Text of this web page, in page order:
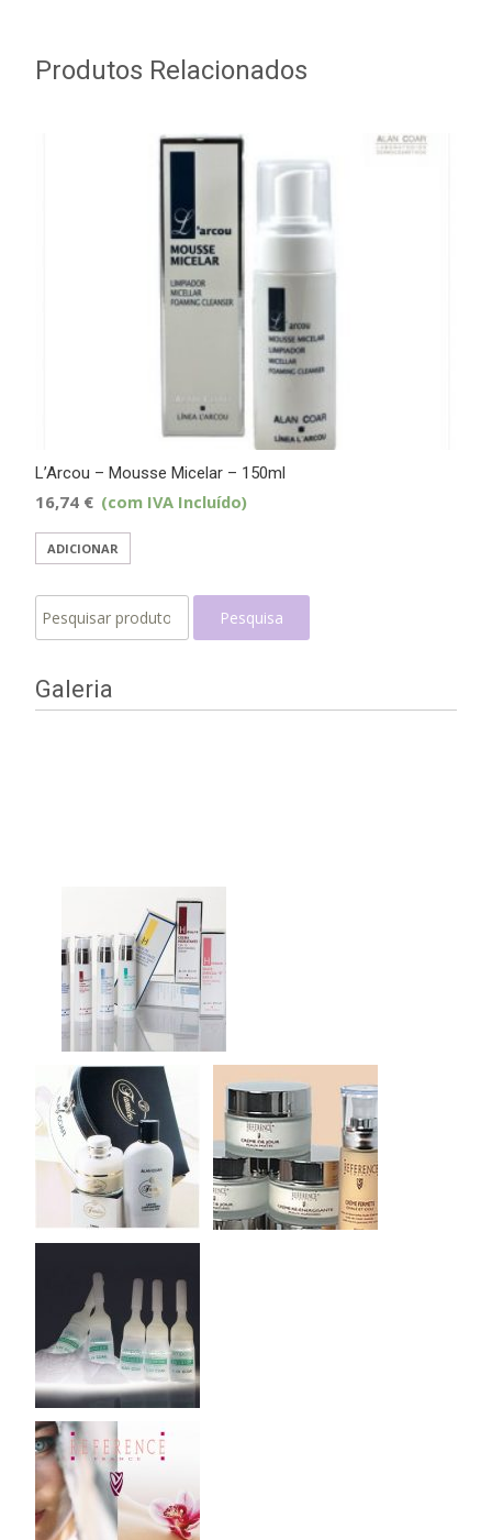
Produtos Relacionados
L’Arcou – Mousse Micelar – 150ml
16,74 € (com IVA Incluído)
ADICIONAR
por:
Pesquisa
Galeria